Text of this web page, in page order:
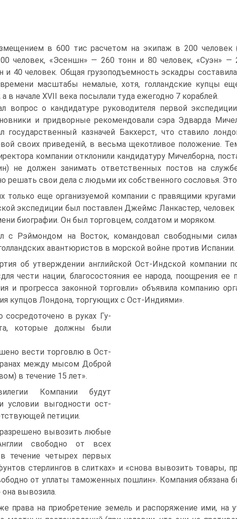
в 600 тис расчетом на экипаж в 200 человек
человек, «Эсеншн» — 260 тонн и 80 человек, «Суэн» —
и 40 человек. Общая грузоподъ­емность эскадры
масштабы немалые, хотя, голландские купцы
в начале XVII века посы­лали туда ежегодно 7 кораблей.
вопрос о кандида­туре руководителя первой экспедиции
и придворные рекомендовали сэра Эдварда
государственный казначей Бакхерст, что ставило
своих приведе­ній, в весьма щекотливое положение.
компа­нии отклонили кандидатуру Мичелборна,
не должен занимать ответственных постов на
решать свои дела с людьми их собственного сословья.
только еще организу­емой компании с правящими
экспедиции был поставлен Джеймс Ланкастер,
биогра­фии. Он был торговцем, солдатом и моряком.
с Рэймондом на Восток, командовал свободными
авантю­ристов в морской войне против Испании.
об утверждении английской Ост-Индской компании
чести нации, благосостояния ее народа, поощрения ее
и прогресса законной торговли» объявила компанию
купцов Лондона, торгующих с Ост-Индиями».
сосредоточено в руках Гу­
которые должны были
вести торгов­лю в Ост-
меж­ду мысом Доброй
в течение 15 лет».
Компании будут
выгодности ост-
пе­тиции.
выво­зить любые
сво­бодно от всех
течение четырех первых
стерлингов в слитках» и «снова вывозить товары,
от уплаты таможенных пошлин». Компания обязана
вывозила.
права на приобре­тение земель и распоряжение ими, на